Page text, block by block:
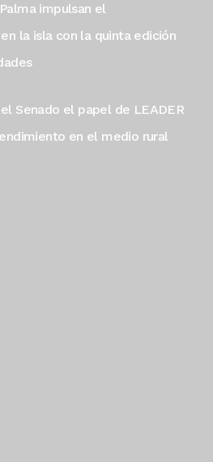
impulsan el
la isla con la quinta edición
Senado el papel de LEADER
en el medio rural